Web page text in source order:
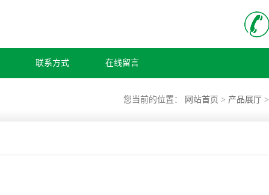
联系方式 在线留言
您当前的位置： 网站首页 > 产品展厅 >